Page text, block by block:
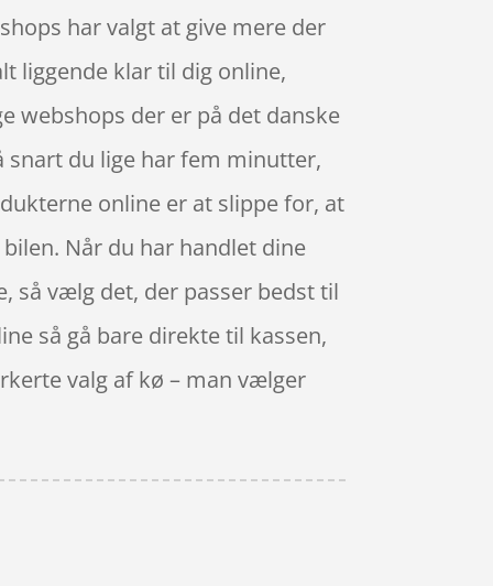
har valgt at give mere der
liggende klar til dig online,
webshops der er på det danske
snart du lige har fem minutter,
online er at slippe for, at
Når du har handlet dine
så vælg det, der passer bedst til
så gå bare direkte til kassen,
valg af kø – man vælger